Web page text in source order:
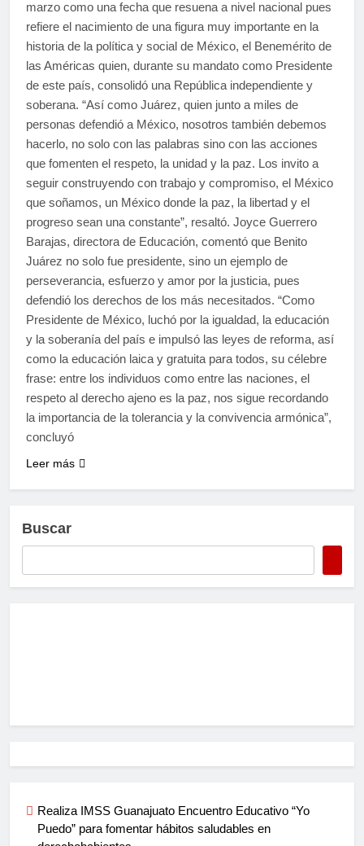
marzo como una fecha que resuena a nivel nacional pues
refiere el nacimiento de una figura muy importante en la
historia de la política y social de México, el Benemérito de
las Américas quien, durante su mandato como Presidente
de este país, consolidó una República independiente y
soberana. “Así como Juárez, quien junto a miles de
personas defendió a México, nosotros también debemos
hacerlo, no solo con las palabras sino con las acciones
que fomenten el respeto, la unidad y la paz. Los invito a
seguir construyendo con trabajo y compromiso, el México
que soñamos, un México donde la paz, la libertad y el
progreso sean una constante”, resaltó. Joyce Guerrero
Barajas, directora de Educación, comentó que Benito
Juárez no solo fue presidente, sino un ejemplo de
perseverancia, esfuerzo y amor por la justicia, pues
defendió los derechos de los más necesitados. “Como
Presidente de México, luchó por la igualdad, la educación
y la soberanía del país e impulsó las leyes de reforma, así
como la educación laica y gratuita para todos, su célebre
frase: entre los individuos como entre las naciones, el
respeto al derecho ajeno es la paz, nos sigue recordando
la importancia de la tolerancia y la convivencia armónica”,
concluyó
Leer más
Buscar
Realiza IMSS Guanajuato Encuentro Educativo “Yo
Puedo” para fomentar hábitos saludables en